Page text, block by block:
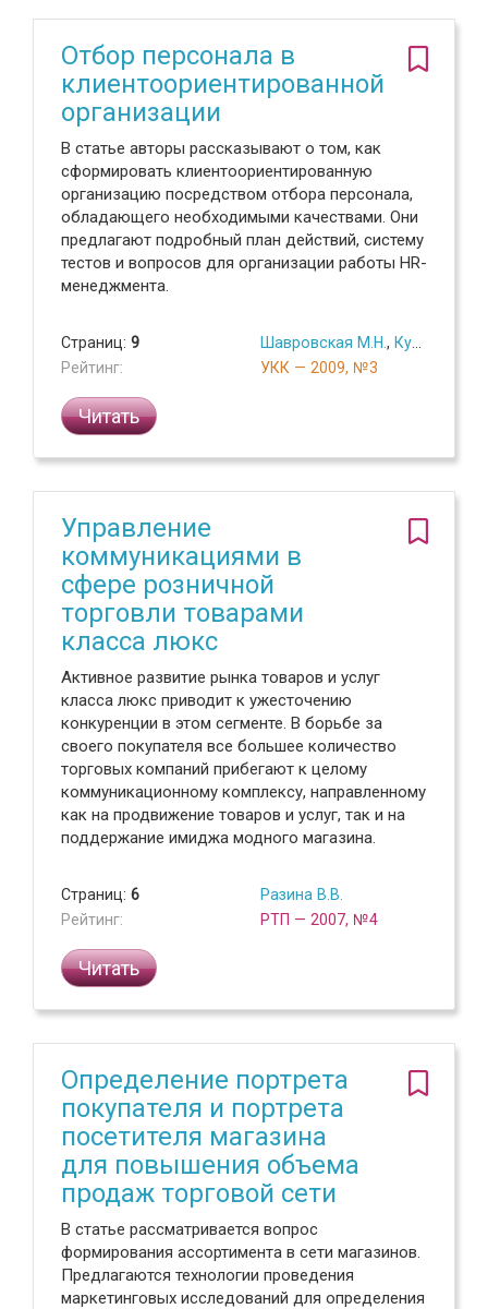
Отбор персонала в
клиентоориентированной
организации
В статье авторы рассказывают о том, как
сформировать клиентоориентированную
организацию посредством отбора персонала,
обладающего необходимыми качествами. Они
предлагают подробный план действий, систему
тестов и вопросов для организации работы HR-
менеджмента.
Страниц: 9
Рейтинг:
Шавровская М.Н. , Куршакова Н.Б.
УКК — 2009, №3
Читать
Управление
коммуникациями в
сфере розничной
торговли товарами
класса люкс
Активное развитие рынка товаров и услуг
класса люкс приводит к ужесточению
конкуренции в этом сегменте. В борьбе за
своего покупателя все большее количество
торговых компаний прибегают к целому
коммуникационному комплексу, направленному
как на продвижение товаров и услуг, так и на
поддержание имиджа модного магазина.
Страниц: 6
Рейтинг:
Разина В.В.
РТП — 2007, №4
Читать
Определение портрета
покупателя и портрета
посетителя магазина
для повышения объема
продаж торговой сети
В статье рассматривается вопрос
формирования ассортимента в сети магазинов.
Предлагаются технологии проведения
маркетинговых исследований для определения